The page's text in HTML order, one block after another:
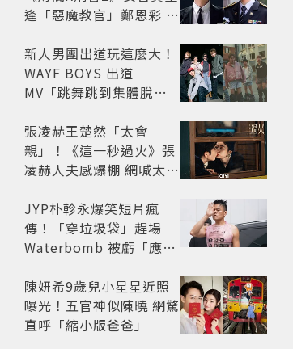
逢「惡魔教官」鄭恩彩 首
紅盤
新人男團出道玩這麼大！
WAYF BOYS 出道
MV「跳舞跳到集體脫
影片爆紅
張凌赫王楚然「太會
親」！《這一秒過火》張
凌赫人夫感爆棚 網喊太有
JYP朴軫永爆笑短片瘋
傳！「穿垃圾袋」趕場
Waterbomb 被虧「應該
陳妍希9歲兒小星星近照
曝光！五官神似陳曉 網驚
直呼「縮小版爸爸」